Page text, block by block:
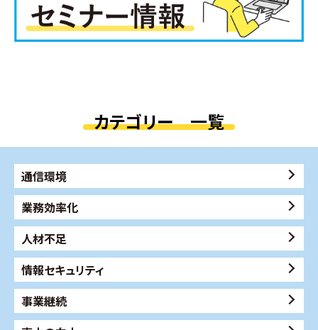
カテゴリー 一覧
通信環境
業務効率化
人材不足
情報セキュリティ
事業継続